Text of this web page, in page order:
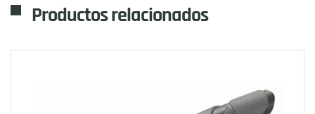
Productos relacionados